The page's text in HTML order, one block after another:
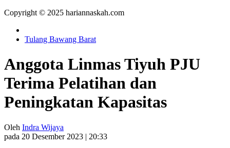
Copyright © 2025 hariannaskah.com
Tulang Bawang Barat
Anggota Linmas Tiyuh PJU
Terima Pelatihan dan
Peningkatan Kapasitas
Oleh Indra Wijaya
pada 20 Desember 2023 | 20:33